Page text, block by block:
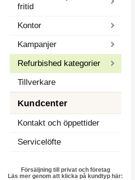
fritid
Kontor
Kampanjer
Refurbished kategorier
Tillverkare
Kundcenter
Kontakt och öppettider
Servicelöfte
Försäljning till privat och företag
Läs mer genom att klicka på kundtyp här: